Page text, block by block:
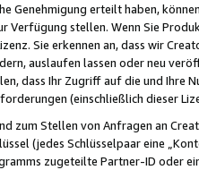
Genehmigung erteilt haben,
Verfügung stellen. Wenn Sie
Sie erkennen an, dass wir
auslaufen lassen oder neu
dass Ihr Zugriff auf die und Ihre
(einschließlich dieser
zum Stellen von Anfragen an
(jedes Schlüsselpaar eine
zugeteilte Partner-ID oder